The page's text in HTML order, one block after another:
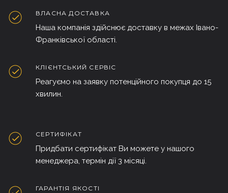
ВЛАСНА ДОСТАВКА
Наша компанія здійснює доставку в межах Івано-
Франківської області.
КЛІЄНТСЬКИЙ СЕРВІС
Реагуємо на заявку потенційного покупця до 15
хвилин.
СЕРТИФІКАТ
Придбати сертифікат Ви можете у нашого
менеджера, термін дії 3 місяці.
ГАРАНТІЯ ЯКОСТІ